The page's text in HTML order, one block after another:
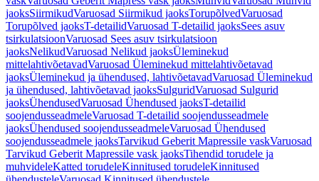
jaoksSiirmikudVaruosad Siirmikud jaoksTorupõlvedVaruosad
Torupõlved jaoksT-detailidVaruosad T-detailid jaoksSees asuv
tsirkulatsioonVaruosad Sees asuv tsirkulatsioon
jaoksNelikudVaruosad Nelikud jaoksÜleminekud
mittelahtivõetavadVaruosad Üleminekud mittelahtivõetavad
jaoksÜleminekud ja ühendused, lahtivõetavadVaruosad Üleminekud
ja ühendused, lahtivõetavad jaoksSulguridVaruosad Sulgurid
jaoksÜhendusedVaruosad Ühendused jaoksT-detailid
soojendusseadmeleVaruosad T-detailid soojendusseadmele
jaoksÜhendused soojendusseadmeleVaruosad Ühendused
soojendusseadmele jaoksTarvikud Geberit Mapressile vaskVaruosad
Tarvikud Geberit Mapressile vask jaoksTihendid torudele ja
muhvideleKatted torudeleKinnitused torudeleKinnitused